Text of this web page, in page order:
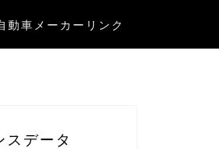
動車メーカーリンク
スデータ